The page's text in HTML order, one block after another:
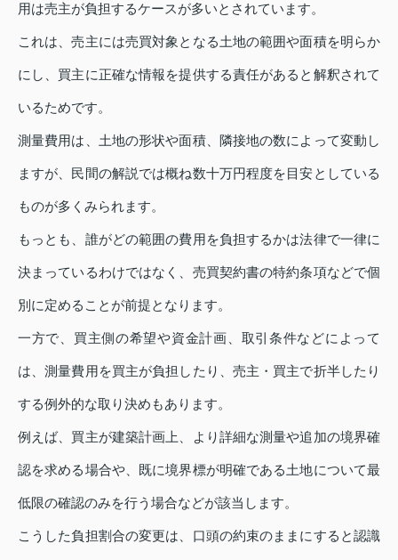
用は売主が負担するケースが多いとされています。
これは、売主には売買対象となる土地の範囲や面積を明らか
にし、買主に正確な情報を提供する責任があると解釈されて
いるためです。
測量費用は、土地の形状や面積、隣接地の数によって変動し
ますが、民間の解説では概ね数十万円程度を目安としている
ものが多くみられます。
もっとも、誰がどの範囲の費用を負担するかは法律で一律に
決まっているわけではなく、売買契約書の特約条項などで個
別に定めることが前提となります。
一方で、買主側の希望や資金計画、取引条件などによって
は、測量費用を買主が負担したり、売主・買主で折半したり
する例外的な取り決めもあります。
例えば、買主が建築計画上、より詳細な測量や追加の境界確
認を求める場合や、既に境界標が明確である土地について最
低限の確認のみを行う場合などが該当します。
こうした負担割合の変更は、口頭の約束のままにすると認識